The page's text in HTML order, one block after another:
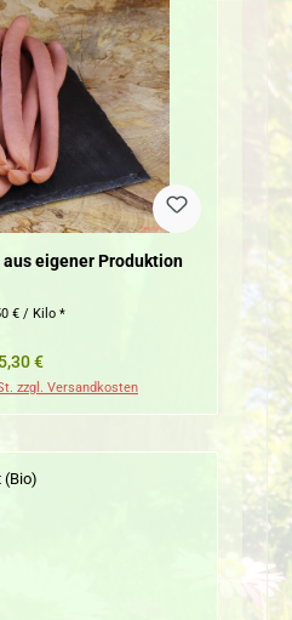
eigener Produktion
€ / Kilo *
Regulärer Preis:
5,30 €
zzgl. Versandkosten